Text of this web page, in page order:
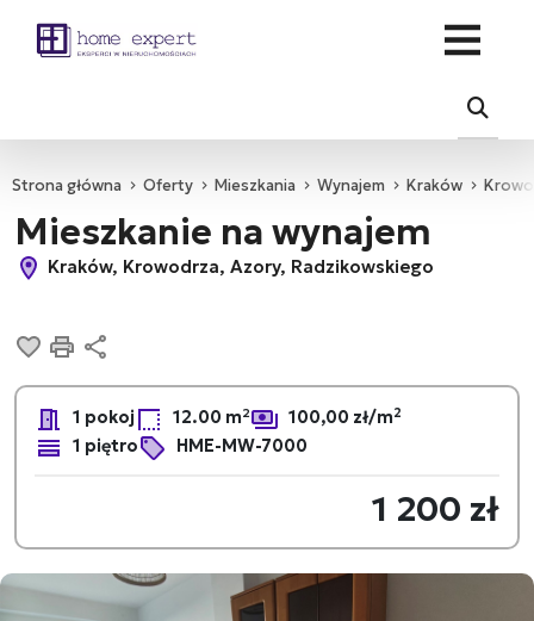
Strona główna Oferty Mieszkania Wynajem Kraków
Mieszkanie na wynajem
Kraków, Krowodrza, Azory, Radzikowskiego
Dodaj do ulubionych
Drukuj
1 pokoj 12.00 m² 100,00 zł/m2
1 piętro HME-MW-7000
1 200 zł